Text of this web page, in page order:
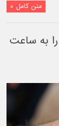
متن کامل »
به ساعت